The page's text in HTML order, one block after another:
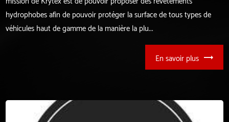
hydrophobes afin de pouvoir protéger la surface de tous types de
véhicules haut de gamme de la manière la plu...
En savoir plus